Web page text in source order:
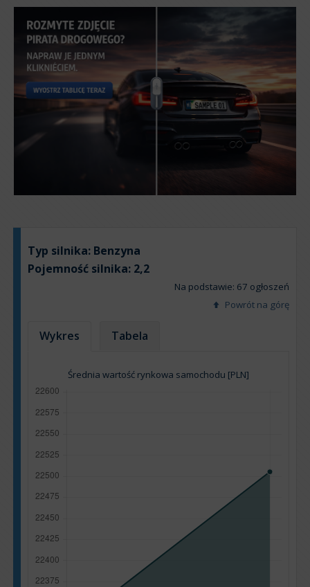
Typ silnika: Benzyna
Pojemność silnika: 2,2
Na podstawie: 67 ogłoszeń
Powrót na górę
Wykres Tabela
Średnia wartość rynkowa samochodu [PLN]